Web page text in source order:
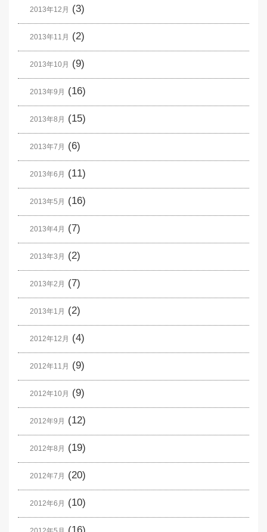
2013年12月 (3)
2013年11月 (2)
2013年10月 (9)
2013年9月 (16)
2013年8月 (15)
2013年7月 (6)
2013年6月 (11)
2013年5月 (16)
2013年4月 (7)
2013年3月 (2)
2013年2月 (7)
2013年1月 (2)
2012年12月 (4)
2012年11月 (9)
2012年10月 (9)
2012年9月 (12)
2012年8月 (19)
2012年7月 (20)
2012年6月 (10)